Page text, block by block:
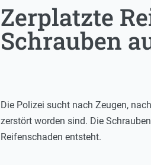
Zerplatzte
Schrauben
Die Polizei sucht nach Zeugen,
zerstört worden sind. Die
Reifenschaden entsteht.